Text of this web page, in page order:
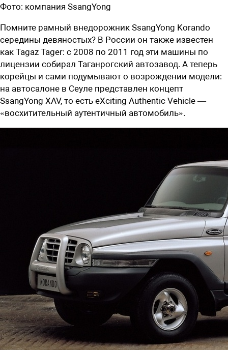
Фото: компания SsangYong
Помните рамный внедорожник SsangYong Korando
середины девяностых? В России он также известен
как Tagaz Tager: с 2008 по 2011 год эти машины по
лицензии собирал Таганрогский автозавод. А теперь
корейцы и сами подумывают о возрождении модели:
на автосалоне в Сеуле представлен концепт
SsangYong XAV, то есть eXciting Authentic Vehicle —
«восхитительный аутентичный автомобиль».